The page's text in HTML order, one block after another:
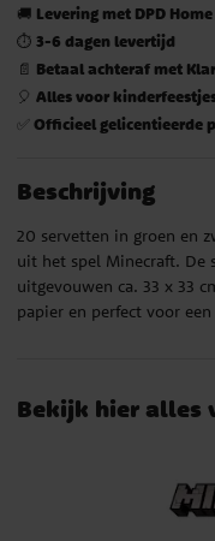
🚚 Levering met DPD
⏱️ 3-6 dagen levertijd
📄 Betaal achteraf met
🎈 Alles voor
✅ Officieel gelicentieerde
Beschrijving
20 servetten in groen en
uit het spel Minecraft. De
uitgevouwen ca. 33 x 33
papier en perfect voor
Bekijk hier alles